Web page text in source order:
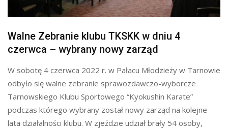
Walne Zebranie klubu TKSKK w dniu 4
czerwca – wybrany nowy zarząd
W sobotę 4 czerwca 2022 r. w Pałacu Młodzieży w Tarnowie
odbyło się walne zebranie sprawozdawczo-wyborcze
Tarnowskiego Klubu Sportowego “Kyokushin Karate”
podczas którego wybrany został nowy zarząd na kolejne
lata działalności klubu. W zjeździe udział brały 54 osoby,